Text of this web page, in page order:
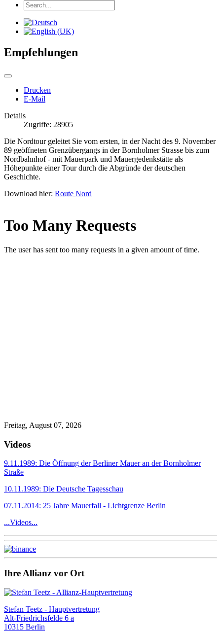
Empfehlungen
Drucken
E-Mail
Details
Zugriffe: 28905
Die Nordtour geleitet Sie vom ersten, in der Nacht des 9. November
89 geöffneten Grenzübergangs in der Bornholmer Strasse bis zum
Nordbahnhof - mit Mauerpark und Mauergedenkstätte als
Höhepunkte einer Tour durch die Abgründe der deutschen
Geschichte.
Download hier: Route Nord
Freitag, August 07, 2026
Videos
9.11.1989: Die Öffnung der Berliner Mauer an der Bornholmer
Straße
10.11.1989: Die Deutsche Tagesschau
07.11.2014: 25 Jahre Mauerfall - Lichtgrenze Berlin
...Videos...
Ihre Allianz vor Ort
Stefan Teetz - Hauptvertretung
Alt-Friedrichsfelde 6 a
10315 Berlin